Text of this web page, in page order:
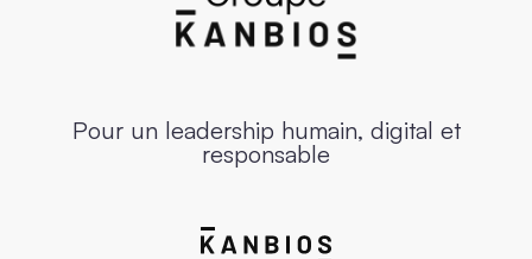
Pour un leadership humain, digital et
responsable